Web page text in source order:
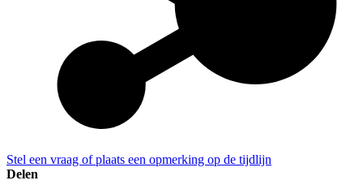
Stel een vraag of plaats een opmerking op de tijdlijn
Delen